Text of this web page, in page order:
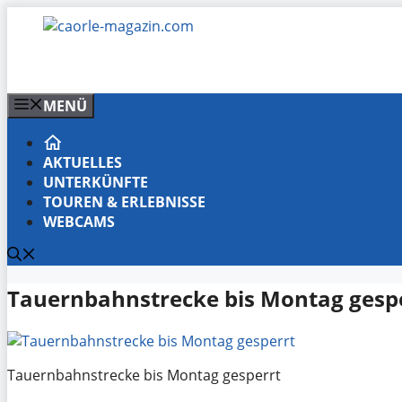
Inhalt
MENÜ
AKTUELLES
UNTERKÜNFTE
TOUREN & ERLEBNISSE
WEBCAMS
Tauernbahnstrecke bis Montag
Tauernbahnstrecke bis Montag gesperrt